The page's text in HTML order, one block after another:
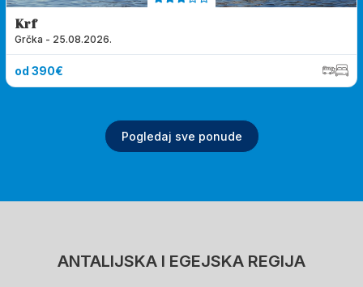
Krf
Grčka - 25.08.2026.
od 390€
Pogledaj sve ponude
ANTALIJSKA I EGEJSKA REGIJA